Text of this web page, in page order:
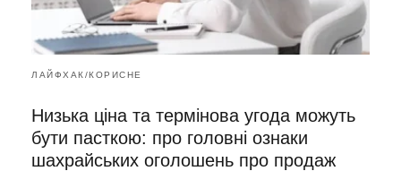
ЛАЙФХАК/КОРИСНЕ
Низька ціна та термінова угода можуть
бути пасткою: про головні ознаки
шахрайських оголошень про продаж